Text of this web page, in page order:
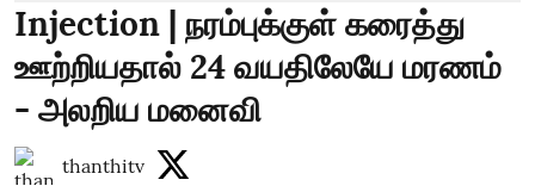
Injection | நரம்புக்குள் கரைத்து
ஊற்றியதால் 24 வயதிலேயே மரணம்
- அலறிய மனைவி
thanthitv